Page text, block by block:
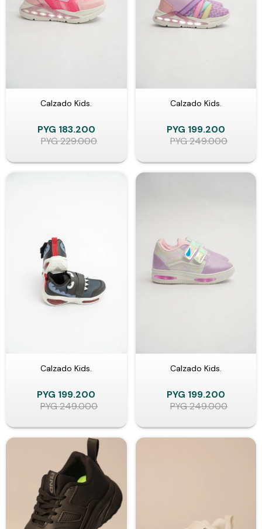
Calzado Kids.
PYG 183.200
PYG229.000
Calzado Kids.
PYG 199.200
PYG249.000
Calzado Kids.
PYG 199.200
PYG249.000
Calzado Kids.
PYG 199.200
PYG249.000